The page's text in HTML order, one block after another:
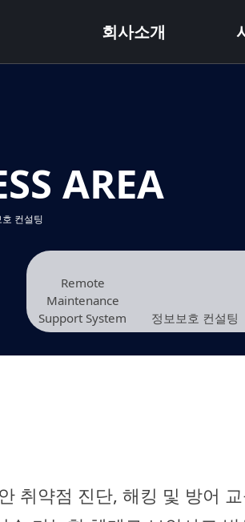
회사소개
AREA
컨설팅
Remote
Maintenance
Support System
정보보호 컨설팅
취약점 진단, 해킹 및 방어